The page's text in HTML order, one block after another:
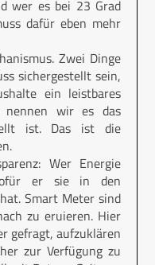
wer es bei 23 Grad
dafür eben mehr
Zwei Dinge
sichergestellt sein,
ein leistbares
nennen wir es das
ist. Das ist die
Wer Energie
er sie in den
Smart Meter sind
zu eruieren. Hier
gefragt, aufzuklären
zur Verfügung zu